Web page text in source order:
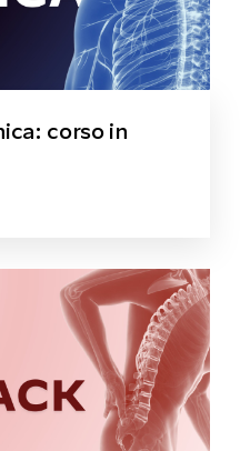
corso in